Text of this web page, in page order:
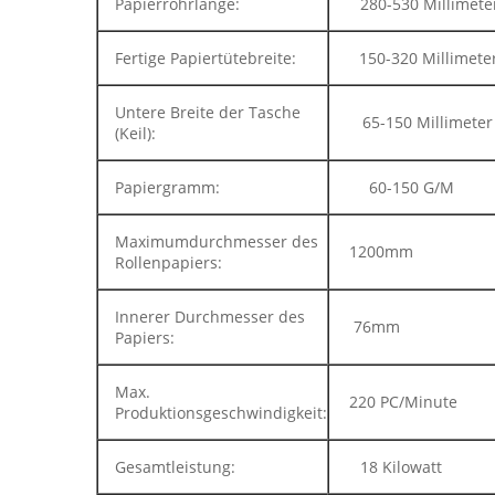
Fertige Papiertütebreite: 150-320
Untere Breite der Tasche
(Keil):
65-150 Millimeter
Papiergramm: 60-150 G/M
Maximumdurchmesser des
Rollenpapiers:
1200mm
Innerer Durchmesser des
Papiers:
76mm
Max.
Produktionsgeschwindigkeit:
220 PC/Minute
Gesamtleistung: 18 Kilowatt